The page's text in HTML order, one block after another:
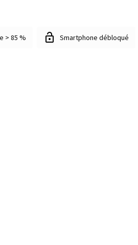
> 85 % Smartphone débloqué